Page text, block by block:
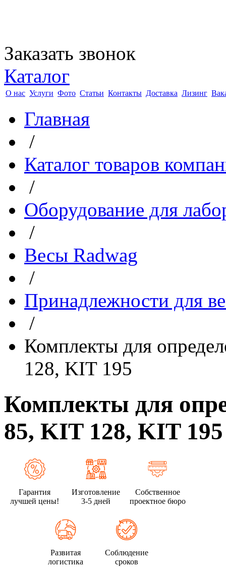
Заказать звонок
Каталог
О нас Услуги Фото Статьи Контакты Доставка Лизинг
Главная
/
Каталог товаров
/
Оборудование для
/
Весы Radwag
/
Принадлежности для
/
Комплекты для
128, KIT 195
Комплекты для
85, KIT 128, KIT 195
Гарантия
лучшей цены!
Изготовление
3-5 дней
Собственное
проектное бюро
Развитая
логистика
Соблюдение
сроков